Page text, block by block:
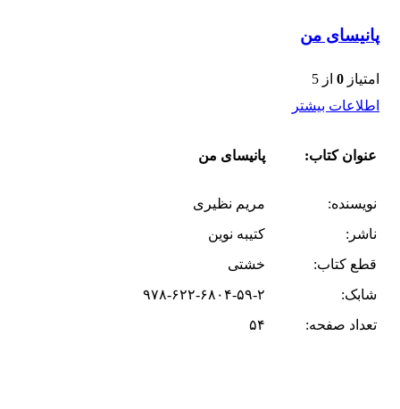
پانیسای من
امتیاز 0 از 5
اطلاعات بیشتر
عنوان کتاب: پانیسای من
نویسنده:
مریم نظیری
ناشر:
کتیبه نوین
قطع کتاب:
خشتی
شابک:
۹۷۸-۶۲۲-۶۸۰۴-۵۹-۲
تعداد صفحه:
۵۴